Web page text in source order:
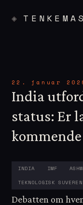
22. januar
India
status: Er
INDIA IMF
TEKNOLOGISK
Debatten om